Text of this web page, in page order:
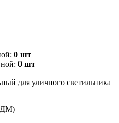
0 шт
0 шт
для уличного светильника